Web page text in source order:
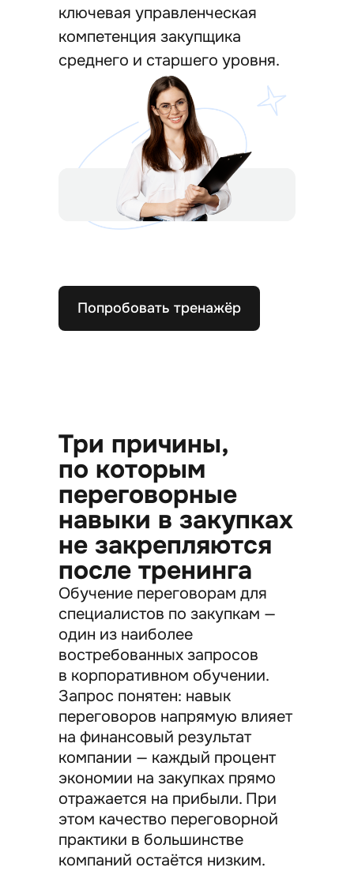
ключевая управленческая
компетенция закупщика
среднего и старшего уровня.
Попробовать тренажёр
Три причины,
по которым
переговорные
навыки в закупках
не закрепляются
после тренинга
Обучение переговорам для
специалистов по закупкам —
один из наиболее
востребованных запросов
в корпоративном обучении.
Запрос понятен: навык
переговоров напрямую влияет
на финансовый результат
компании — каждый процент
экономии на закупках прямо
отражается на прибыли. При
этом качество переговорной
практики в большинстве
компаний остаётся низким.